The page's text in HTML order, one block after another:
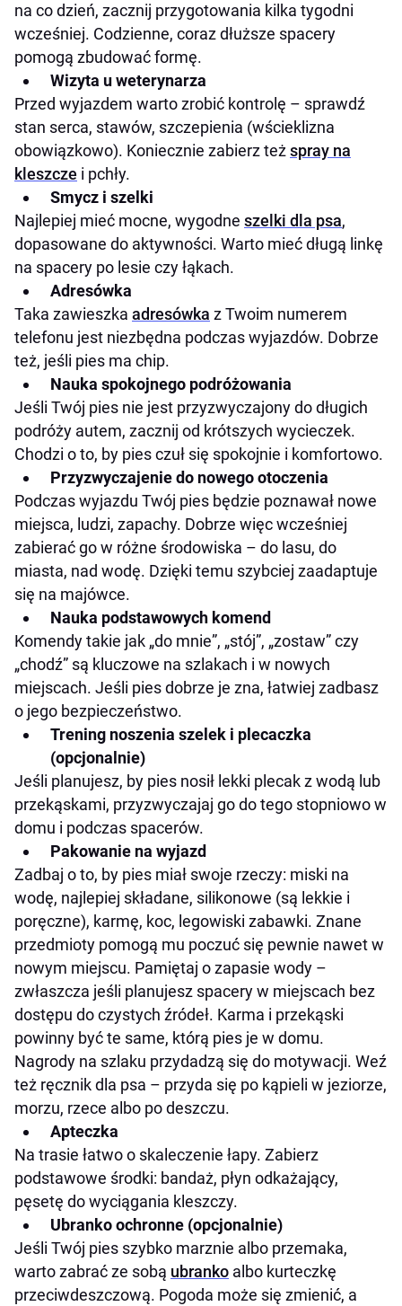
na co dzień, zacznij przygotowania kilka tygodni
wcześniej. Codzienne, coraz dłuższe spacery
pomogą zbudować formę.
Wizyta u weterynarza
Przed wyjazdem warto zrobić kontrolę – sprawdź
stan serca, stawów, szczepienia (wścieklizna
obowiązkowo). Koniecznie zabierz teżspray na
kleszcze i pchły.
Smycz i szelki
Najlepiej mieć mocne, wygodne szelki dla psa,
dopasowane do aktywności. Warto mieć długą linkę
na spacery po lesie czy łąkach.
Adresówka
Taka zawieszka adresówka z Twoim numerem
telefonu jest niezbędna podczas wyjazdów. Dobrze
też, jeśli pies ma chip.
Nauka spokojnego podróżowania
Jeśli Twój pies nie jest przyzwyczajony do długich
podróży autem, zacznij od krótszych wycieczek.
Chodzi o to, by pies czuł się spokojnie i komfortowo.
Przyzwyczajenie do nowego otoczenia
Podczas wyjazdu Twój pies będzie poznawał nowe
miejsca, ludzi, zapachy. Dobrze więc wcześniej
zabierać go w różne środowiska – do lasu, do
miasta, nad wodę. Dzięki temu szybciej zaadaptuje
się na majówce.
Nauka podstawowych komend
Komendy takie jak „do mnie”, „stój”, „zostaw” czy
„chodź” są kluczowe na szlakach i w nowych
miejscach. Jeśli pies dobrze je zna, łatwiej zadbasz
o jego bezpieczeństwo.
Trening noszenia szelek i plecaczka
(opcjonalnie)
Jeśli planujesz, by pies nosił lekki plecak z wodą lub
przekąskami, przyzwyczajaj go do tego stopniowo w
domu i podczas spacerów.
Pakowanie na wyjazd
Zadbaj o to, by pies miał swoje rzeczy: miski na
wodę, najlepiej składane, silikonowe (są lekkie i
poręczne), karmę, koc, legowiski zabawki. Znane
przedmioty pomogą mu poczuć się pewnie nawet w
nowym miejscu. Pamiętaj o zapasie wody –
zwłaszcza jeśli planujesz spacery w miejscach bez
dostępu do czystych źródeł. Karma i przekąski
powinny być te same, którą pies je w domu.
Nagrody na szlaku przydadzą się do motywacji. Weź
też ręcznik dla psa – przyda się po kąpieli w jeziorze,
morzu, rzece albo po deszczu.
Apteczka
Na trasie łatwo o skaleczenie łapy. Zabierz
podstawowe środki: bandaż, płyn odkażający,
pęsetę do wyciągania kleszczy.
Ubranko ochronne (opcjonalnie)
Jeśli Twój pies szybko marznie albo przemaka,
warto zabrać ze sobą ubranko albo kurteczkę
przeciwdeszczową. Pogoda może się zmienić, a